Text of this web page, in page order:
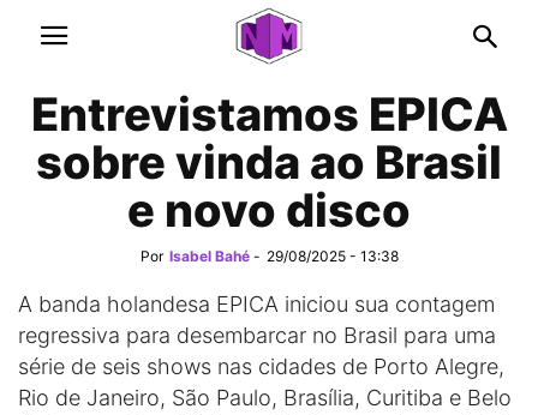
Entrevistamos EPICA
sobre vinda ao Brasil
e novo disco
Por Isabel Bahé - 29/08/2025 - 13:38
A banda holandesa EPICA iniciou sua contagem
regressiva para desembarcar no Brasil para uma
série de seis shows nas cidades de Porto Alegre,
Rio de Janeiro, São Paulo, Brasília, Curitiba e Belo